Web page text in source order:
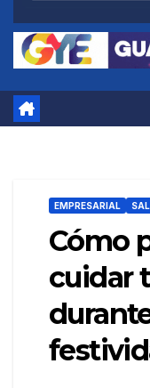
EMPRESARIAL
Cómo
cuidar